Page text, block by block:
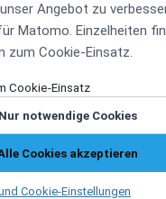
Angebot zu
Matomo. Einzelheiten
zum Cookie-Einsatz.
Cookie-Einsatz
Nur notwendige Cookies
Cookies akzeptieren
Cookie-Einstellungen
-
für
vonpader medi.techist
Therapiebereich. Es sorgt